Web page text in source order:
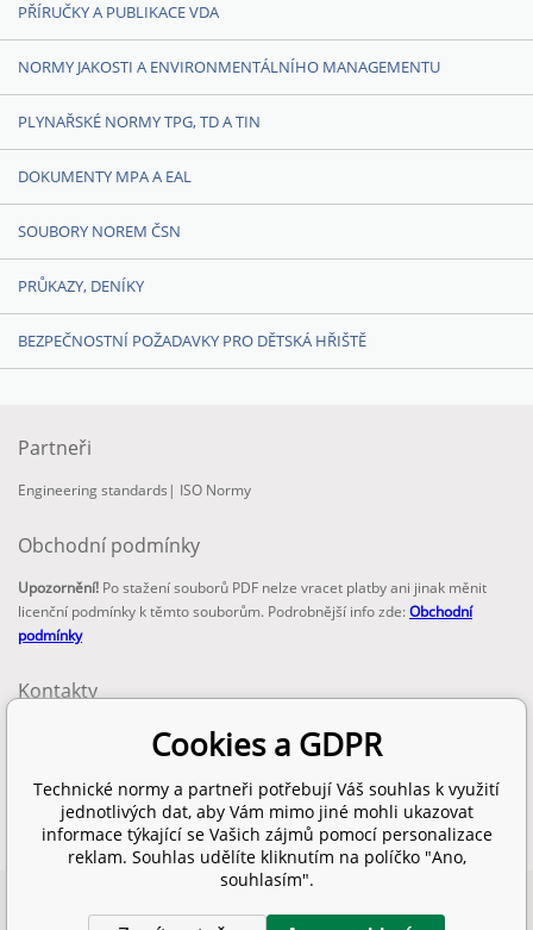
PŘÍRUČKY A PUBLIKACE VDA
NORMY JAKOSTI A ENVIRONMENTÁLNÍHO MANAGEMENTU
PLYNAŘSKÉ NORMY TPG, TD A TIN
DOKUMENTY MPA A EAL
SOUBORY NOREM ČSN
PRŮKAZY, DENÍKY
BEZPEČNOSTNÍ POŽADAVKY PRO DĚTSKÁ HŘIŠTĚ
Partneři
Engineering standards | ISO Normy
Obchodní podmínky
Upozornění! Po stažení souborů PDF nelze vracet platby ani jinak měnit
licenční podmínky k těmto souborům. Podrobnější info zde:Obchodní
podmínky
Kontakty
info@technickenormy.cz
obchod@technickenormy.cz
Telefon:
+420 377 387 684
Cookies a GDPR
Technické normy a partneři potřebují Váš souhlas k využití
jednotlivých dat, aby Vám mimo jiné mohli ukazovat
informace týkající se Vašich zájmů pomocí personalizace
reklam. Souhlas udělíte kliknutím na políčko "Ano,
souhlasím".